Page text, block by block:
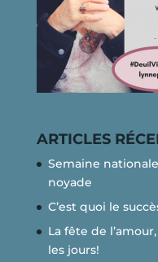
ARTICLES
Semaine
noyade
C’est quoi le
La fête de
les jours!